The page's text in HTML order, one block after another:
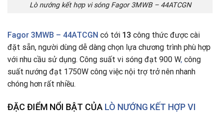
Lò nướng kết hợp vi sóng Fagor 3MWB – 44ATCGN
Fagor 3MWB – 44ATCGN có tới 13 công thức được cài
đặt sẵn, người dùng dễ dàng chọn lựa chương trình phù hợp
với nhu cầu sử dụng. Công suất vi sóng đạt 900 W, công
suất nướng đạt 1750W công việc nội trợ trở nên nhanh
chóng hơn rất nhiều.
ĐẶC ĐIỂM NỔI BẬT CỦA LÒ NƯỚNG KẾT HỢP VI